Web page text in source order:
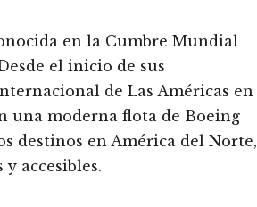
en la Cumbre Mundial
el inicio de sus
de Las Américas en
una moderna flota de Boeing
destinos en América del Norte,
accesibles.